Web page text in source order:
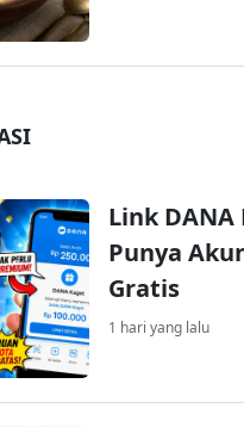
Link DANA
Punya
Gratis
1 hari yang lalu